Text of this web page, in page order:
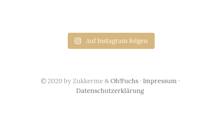
Auf Instagram folgen
© 2020 by Zukkerme &Oh!Fuchs· Impressum ·
Datenschutzerklärung